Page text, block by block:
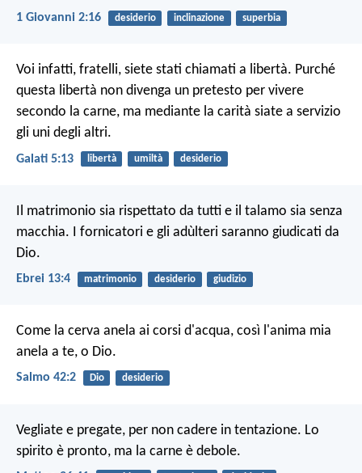
1 Giovanni 2:16 desiderio inclinazione superbia
Voi infatti, fratelli, siete stati chiamati a libertà. Purché
questa libertà non divenga un pretesto per vivere
secondo la carne, ma mediante la carità siate a servizio
gli uni degli altri.
Galati 5:13 libertà umiltà desiderio
Il matrimonio sia rispettato da tutti e il talamo sia senza
macchia. I fornicatori e gli adùlteri saranno giudicati da
Dio.
Ebrei 13:4 matrimonio desiderio giudizio
Come la cerva anela ai corsi d'acqua, così l'anima mia
anela a te, o Dio.
Salmo 42:2 Dio desiderio
Vegliate e pregate, per non cadere in tentazione. Lo
spirito è pronto, ma la carne è debole.